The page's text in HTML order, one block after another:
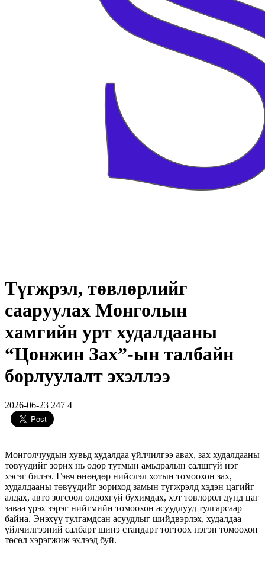
Түгжрэл, төвлөрлийг
сааруулах Монголын
хамгийн урт худалдааны
“Цонжин Зах”-ын талбайн
борлуулалт эхэллээ
2026-06-23 247 4
Монголчуудын хувьд худалдаа үйлчилгээ авах, зах худалдааны
төвүүдийг зорих нь өдөр тутмын амьдралын салшгүй нэг
хэсэг билээ. Гэвч өнөөдөр нийслэл хотын томоохон зах,
худалдааны төвүүдийг зориход замын түгжрэлд хэдэн цагийг
алдах, авто зогсоол олдохгүй бухимдах, хэт төвлөрөл дунд цаг
заваа үрэх зэрэг нийгмийн томоохон асуудлууд тулгарсаар
байна. Энэхүү тулгамдсан асуудлыг шийдвэрлэх, худалдаа
үйлчилгээний салбарт шинэ стандарт тогтоох нэгэн томоохон
төсөл хэрэгжиж эхлээд буй.